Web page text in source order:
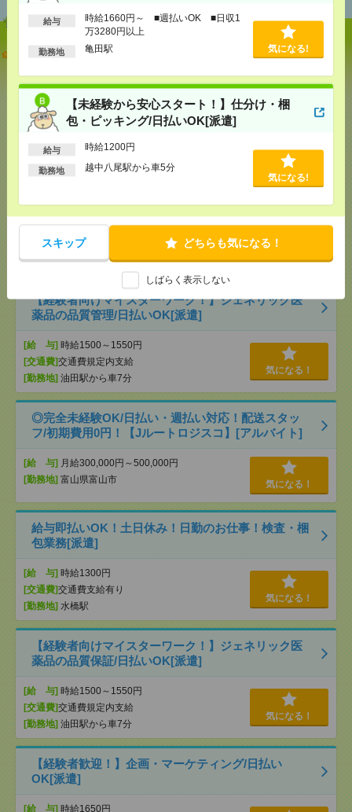
給与
時給1660円～ ■週払いOK ■日収1
万3280円以上
勤務地 亀田駅 気になる!
【未経験から安心スタート！】仕分け・梱
包・ピッキング/日払いOK[派遣]
給与 時給1200円
勤務地
越中八尾駅から車5分
気になる!
スキップ どちらも気になる！
しばらく表示しない
医療行為少なめ＊ほぼルーティンワーク＆いつもの
[給 与]
時給1660円～ ■週払いOK ■日収1万
3280円以上
[交通費] 交通費全額支給
亀田駅
【未経験から安心スタート！】仕分け・梱包・ピッ
時給1200円
[交通費]交通費規定内支給
[勤務地]越中八尾駅から車5分
気になる！
【経験者向けマイスターワーク！】ジェネリック医
薬品の品質管理/日払いOK[派遣]
[給 与] 時給1500～1550円
[交通費]交通費規定内支給
[勤務地] 油田駅から車7分
気になる！
◎完全未経験OK/日払い・週払い対応！配送スタッ
フ/初期費用0円！【Jルートロジスコ】[アルバイト]
[給 与] 月給300,000円～500,000円
[勤務地] 富山県富山市 気になる！
給与即払いOK！土日休み！日勤のお仕事！検査・梱
包業務[派遣]
[給 与] 時給1300円
[交通費]交通費支給有り
[勤務地] 水橋駅
気になる！
【経験者向けマイスターワーク！】ジェネリック医
薬品の品質保証/日払いOK[派遣]
[給 与] 時給1500～1550円
[交通費]交通費規定内支給
[勤務地] 油田駅から車7分
気になる！
【経験者歓迎！】企画・マーケティング/日払い
OK[派遣]
[給 与] 時給1650円